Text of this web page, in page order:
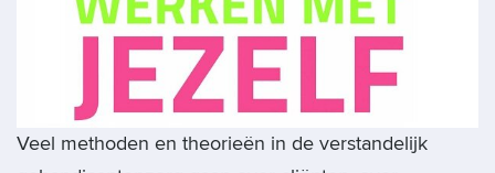
Veel methoden en theorieën in de verstandelijk